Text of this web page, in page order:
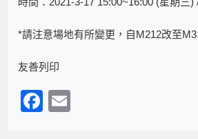
*請注意場地有所變更，自M212改至
友善列印
F